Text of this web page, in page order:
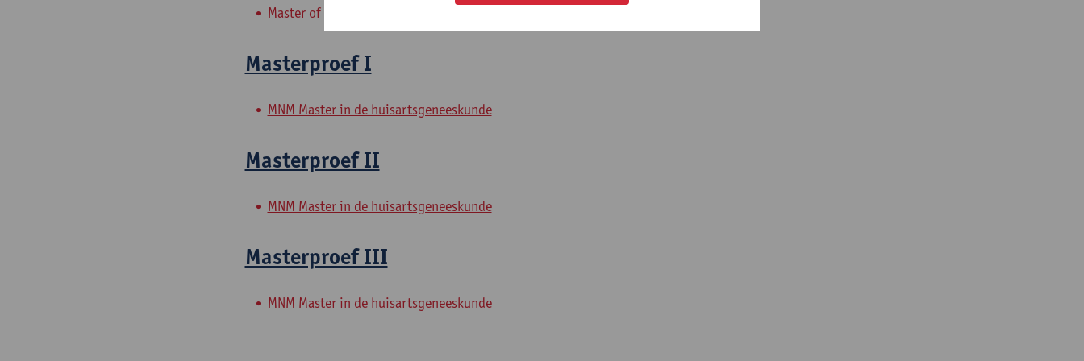
Master of Rehabilitation Sciences and Physiotherapy: neurological conditions
Masterproef I
MNM Master in de huisartsgeneeskunde
Masterproef II
MNM Master in de huisartsgeneeskunde
Masterproef III
MNM Master in de huisartsgeneeskunde